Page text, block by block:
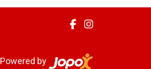
Powered by